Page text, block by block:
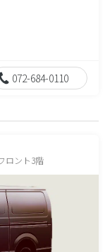
072-684-0110
ロント3階